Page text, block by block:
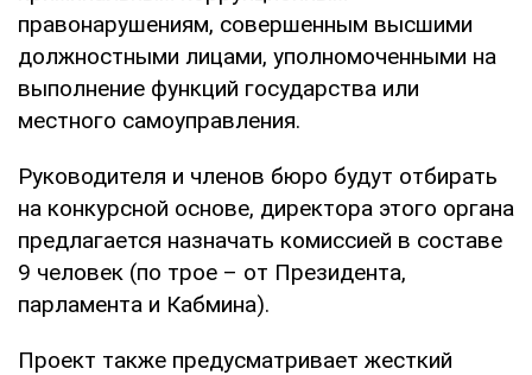
правонарушениям, совершенным высшими
должностными лицами, уполномоченными на
выполнение функций государства или
местного самоуправления.
Руководителя и членов бюро будут отбирать
на конкурсной основе, директора этого органа
предлагается назначать комиссией в составе
9 человек (по трое – от Президента,
парламента и Кабмина).
Проект также предусматривает жесткий